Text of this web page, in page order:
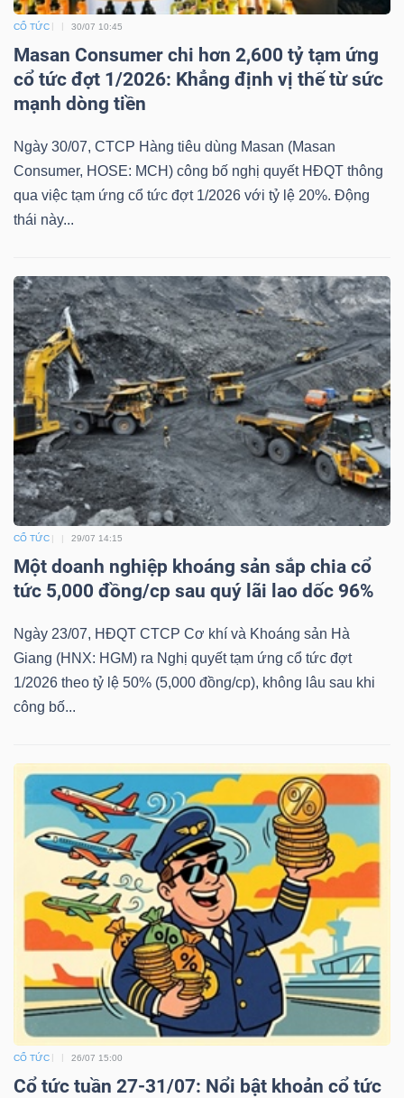
CỔ TỨC 30/07 10:45
Masan Consumer chi hơn 2,600 tỷ tạm ứng
cổ tức đợt 1/2026: Khẳng định vị thế từ sức
mạnh dòng tiền
Ngày 30/07, CTCP Hàng tiêu dùng Masan (Masan
Consumer, HOSE: MCH) công bố nghị quyết HĐQT thông
qua việc tạm ứng cổ tức đợt 1/2026 với tỷ lệ 20%. Động
thái này...
CỔ TỨC 29/07 14:15
Một doanh nghiệp khoáng sản sắp chia cổ
tức 5,000 đồng/cp sau quý lãi lao dốc 96%
Ngày 23/07, HĐQT CTCP Cơ khí và Khoáng sản Hà
Giang (HNX: HGM) ra Nghị quyết tạm ứng cổ tức đợt
1/2026 theo tỷ lệ 50% (5,000 đồng/cp), không lâu sau khi
công bố...
CỔ TỨC 26/07 15:00
Cổ tức tuần 27-31/07: Nổi bật khoản cổ tức